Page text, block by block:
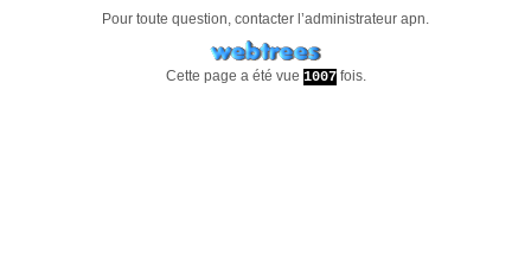
Pour toute question, contacter l’administrateur apn.
Cette page a été vue 1007fois.